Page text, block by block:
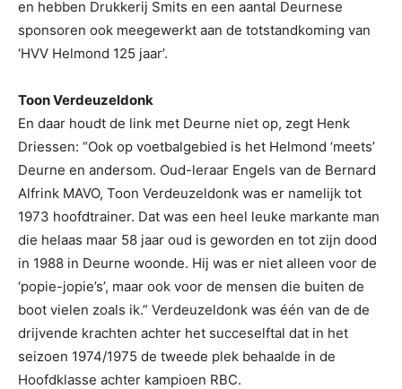
en hebben Drukkerij Smits en een aantal Deurnese
sponsoren ook meegewerkt aan de totstandkoming van
‘HVV Helmond 125 jaar’.
Toon Verdeuzeldonk
En daar houdt de link met Deurne niet op, zegt Henk
Driessen: “Ook op voetbalgebied is het Helmond ‘meets’
Deurne en andersom. Oud-leraar Engels van de Bernard
Alfrink MAVO, Toon Verdeuzeldonk was er namelijk tot
1973 hoofdtrainer. Dat was een heel leuke markante man
die helaas maar 58 jaar oud is geworden en tot zijn dood
in 1988 in Deurne woonde. Hij was er niet alleen voor de
‘popie-jopie’s’, maar ook voor de mensen die buiten de
boot vielen zoals ik.” Verdeuzeldonk was één van de de
drijvende krachten achter het succeselftal dat in het
seizoen 1974/1975 de tweede plek behaalde in de
Hoofdklasse achter kampioen RBC.